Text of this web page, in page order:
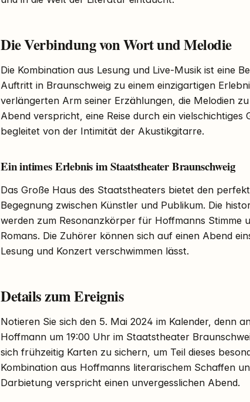
Die Verbindung von Wort und Melodie
Die Kombination aus Lesung und Live-Musik ist eine
Auftritt in Braunschweig zu einem einzigartigen
verlängerten Arm seiner Erzählungen, die Melodien
Abend verspricht, eine Reise durch ein vielschichtiges
begleitet von der Intimität der Akustikgitarre.
Ein intimes Erlebnis im Staatstheater Braunschweig
Das Große Haus des Staatstheaters bietet den
Begegnung zwischen Künstler und Publikum. Die
werden zum Resonanzkörper für Hoffmanns Stimme
Romans. Die Zuhörer können sich auf einen Abend
Lesung und Konzert verschwimmen lässt.
Details zum Ereignis
Notieren Sie sich den 5. Mai 2024 im Kalender, denn
Hoffmann um 19:00 Uhr im Staatstheater
sich frühzeitig Karten zu sichern, um Teil dieses
Kombination aus Hoffmanns literarischem Schaffen
Darbietung verspricht einen unvergesslichen Abend.